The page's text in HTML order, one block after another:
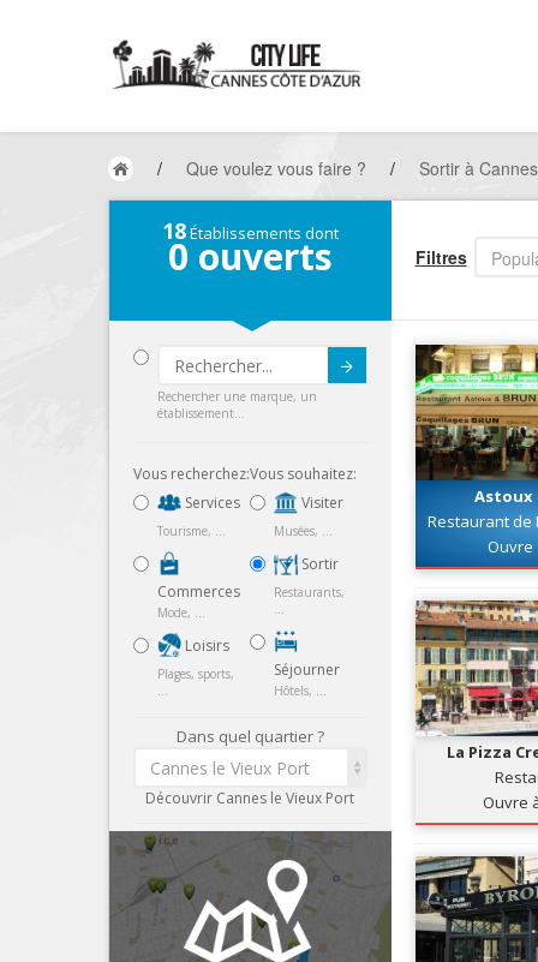
/ Que voulez vous faire ? / Sortir à
18Établissements dont
0 ouverts
Submit
Rechercher une marque, un
établissement...
Vous recherchez:
Services
Tourisme, ...
Commerces
Mode, ...
Loisirs
Plages, sports,
...
Vous souhaitez:
Visiter
Musées, ...
Sortir
Restaurants,
...
Séjourner
Hôtels, ...
Dans quel quartier ?
Cannes le Vieux Port
Découvrir Cannes le Vieux Port
Filtres
Astoux
Restaurant de
Ouvre
La Pizza
Ouvre